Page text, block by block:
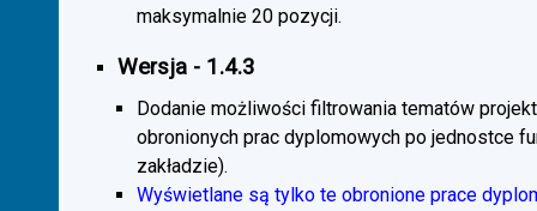
maksymalnie 20 pozycji.
Wersja - 1.4.3
Dodanie możliwości filtrowania tematów
obronionych prac dyplomowych po jednostce
zakładzie).
Wyświetlane są tylko te obronione prace